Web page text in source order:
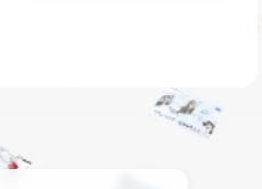
コミュニティもご利用ください。